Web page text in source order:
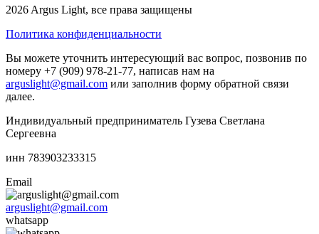
2026 Argus Light, все права защищены
Политика конфиденциальности
Вы можете уточнить интересующий вас вопрос, позвонив по
номеру +7 (909) 978-21-77, написав нам на
arguslight@gmail.com или заполнив форму обратной связи
далее.
Индивидуальный предприниматель Гузева Светлана
Сергеевна
инн 783903233315
Email
arguslight@gmail.com
whatsapp